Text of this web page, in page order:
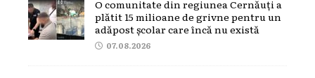
O comunitate din regiunea Cernăuți a
plătit 15 milioane de grivne pentru un
adăpost școlar care încă nu există
07.08.2026